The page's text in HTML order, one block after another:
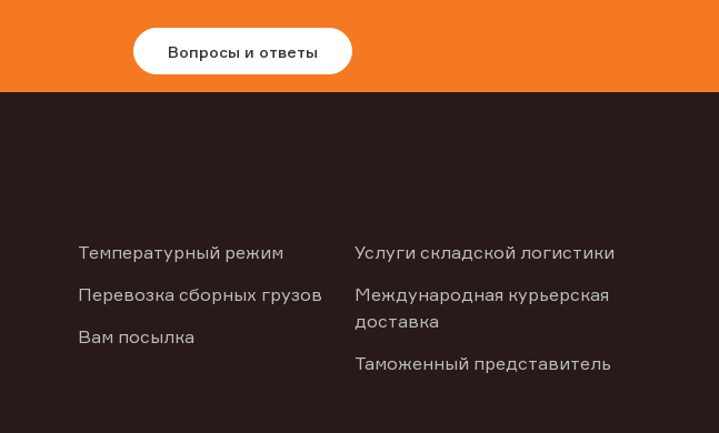
Вопросы и ответы
Температурный режим
Перевозка сборных грузов
Вам посылка
Услуги складской логистики
Международная курьерская
доставка
Таможенный представитель